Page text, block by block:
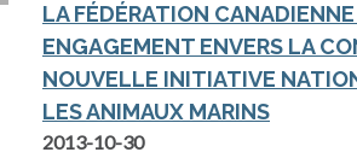
LA FÉDÉRATION
ENGAGEMENT ENVERS LA
NOUVELLE INITIATIVE
LES ANIMAUX MARINS
2013-10-30